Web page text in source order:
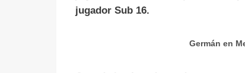
jugador Sub 16.
Germán en